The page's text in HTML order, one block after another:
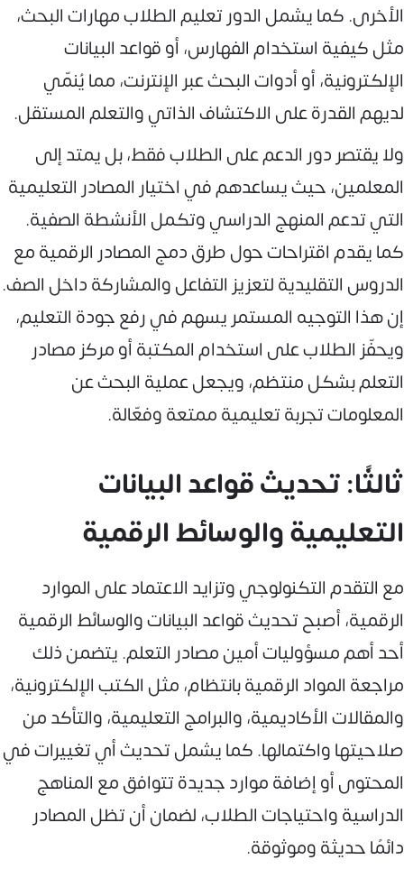
الأخرى. كما يشمل الدور تعليم الطلاب مهارات البحث،
مثل كيفية استخدام الفهارس، أو قواعد البيانات
الإلكترونية، أو أدوات البحث عبر الإنترنت، مما يُنمّي
لديهم القدرة على الاكتشاف الذاتي والتعلم المستقل.
ولا يقتصر دور الدعم على الطلاب فقط، بل يمتد إلى
المعلمين، حيث يساعدهم في اختيار المصادر التعليمية
التي تدعم المنهج الدراسي وتكمل الأنشطة الصفية.
كما يقدم اقتراحات حول طرق دمج المصادر الرقمية مع
الدروس التقليدية لتعزيز التفاعل والمشاركة داخل الصف.
إن هذا التوجيه المستمر يسهم في رفع جودة التعليم،
ويحفّز الطلاب على استخدام المكتبة أو مركز مصادر
التعلم بشكل منتظم، ويجعل عملية البحث عن
المعلومات تجربة تعليمية ممتعة وفعّالة.
ثالثًا: تحديث قواعد البيانات
التعليمية والوسائط الرقمية
مع التقدم التكنولوجي وتزايد الاعتماد على الموارد
الرقمية، أصبح تحديث قواعد البيانات والوسائط الرقمية
أحد أهم مسؤوليات أمين مصادر التعلم. يتضمن ذلك
مراجعة المواد الرقمية بانتظام، مثل الكتب الإلكترونية،
والمقالات الأكاديمية، والبرامج التعليمية، والتأكد من
صلاحيتها واكتمالها. كما يشمل تحديث أي تغييرات في
المحتوى أو إضافة موارد جديدة تتوافق مع المناهج
الدراسية واحتياجات الطلاب، لضمان أن تظل المصادر
دائمًا حديثة وموثوقة.